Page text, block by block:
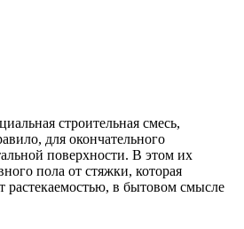
строительная смесь,
для окончательного
поверхности. В этом их
пола от стяжки, которая
растекаемостью, в бытовом смысле